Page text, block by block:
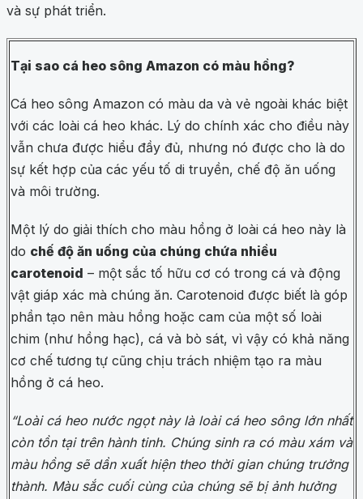
và sự phát triển.
Tại sao cá heo sông Amazon có màu hồng?
Cá heo sông Amazon có màu da và vẻ ngoài khác biệt
với các loài cá heo khác. Lý do chính xác cho điều này
vẫn chưa được hiểu đầy đủ, nhưng nó được cho là do
sự kết hợp của các yếu tố di truyền, chế độ ăn uống
và môi trường.
Một lý do giải thích cho màu hồng ở loài cá heo này là
do chế độ ăn uống của chúng chứa nhiều
carotenoid – một sắc tố hữu cơ có trong cá và động
vật giáp xác mà chúng ăn. Carotenoid được biết là góp
phần tạo nên màu hồng hoặc cam của một số loài
chim (như hồng hạc), cá và bò sát, vì vậy có khả năng
cơ chế tương tự cũng chịu trách nhiệm tạo ra màu
hồng ở cá heo.
“Loài cá heo nước ngọt này là loài cá heo sông lớn nhất
còn tồn tại trên hành tinh. Chúng sinh ra có màu xám và
màu hồng sẽ dần xuất hiện theo thời gian chúng trưởng
thành. Màu sắc cuối cùng của chúng sẽ bị ảnh hưởng